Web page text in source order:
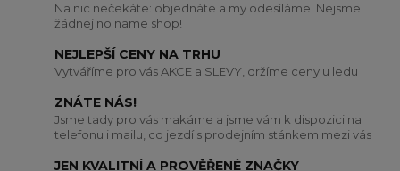
Na nic nečekáte: objednáte a my odesíláme! Nejsme
žádnej no name shop!
NEJLEPŠÍ CENY NA TRHU
Vytváříme pro vás AKCE a SLEVY, držíme ceny u ledu
ZNÁTE NÁS!
Jsme tady pro vás makáme a jsme vám k dispozici na
telefonu i mailu, co jezdí s prodejním stánkem mezi vás
JEN KVALITNÍ A PROVĚŘENÉ ZNAČKY